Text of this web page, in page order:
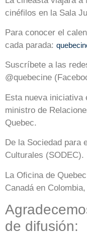
cinéfilos en la Sala
Para conocer el
cada parada:
Suscríbete a las
@quebecine
Esta nueva iniciativa
ministro de
Quebec.
De la Sociedad para
Culturales (SODEC).
La Oﬁcina de
Canadá en
de difusión: